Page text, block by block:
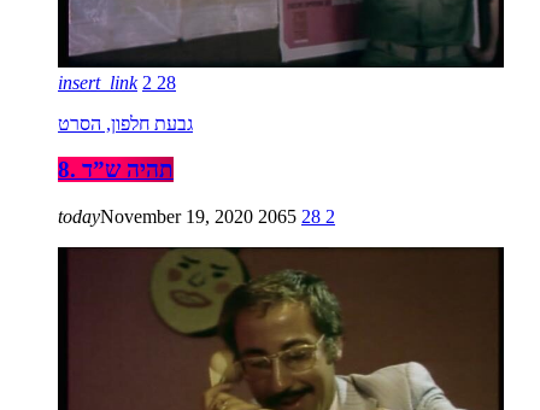
insert_link 2 28
גבעת חלפון, הסרט
8. תהיה ש”ד
todayNovember 19, 2020 2065 28 2